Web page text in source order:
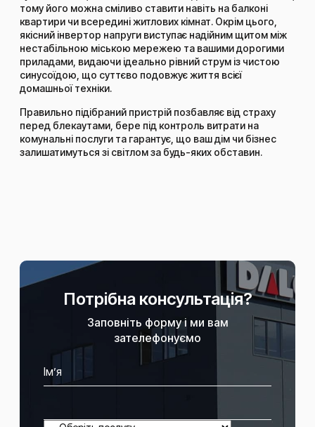
тому його можна сміливо ставити навіть на балконі
квартири чи всередині житлових кімнат. Окрім цього,
якісний інвертор напруги виступає надійним щитом між
нестабільною міською мережею та вашими дорогими
приладами, видаючи ідеально рівний струм із чистою
синусоїдою, що суттєво подовжує життя всієї
домашньої техніки.
Правильно підібраний пристрій позбавляє від страху
перед блекаутами, бере під контроль витрати на
комунальні послуги та гарантує, що ваш дім чи бізнес
залишатимуться зі світлом за будь-яких обставин.
Потрібна консультація?
Заповніть форму і ми вам
зателефонуємо